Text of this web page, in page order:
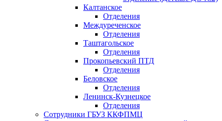
Калтанское
Отделения
Междуреченское
Отделения
Таштагольское
Отделения
Прокопьевский ПТД
Отделения
Беловское
Отделения
Ленинск-Кузнецкое
Отделения
Сотрудники ГБУЗ ККФПМЦ